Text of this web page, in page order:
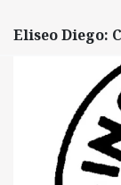
Eliseo Diego: